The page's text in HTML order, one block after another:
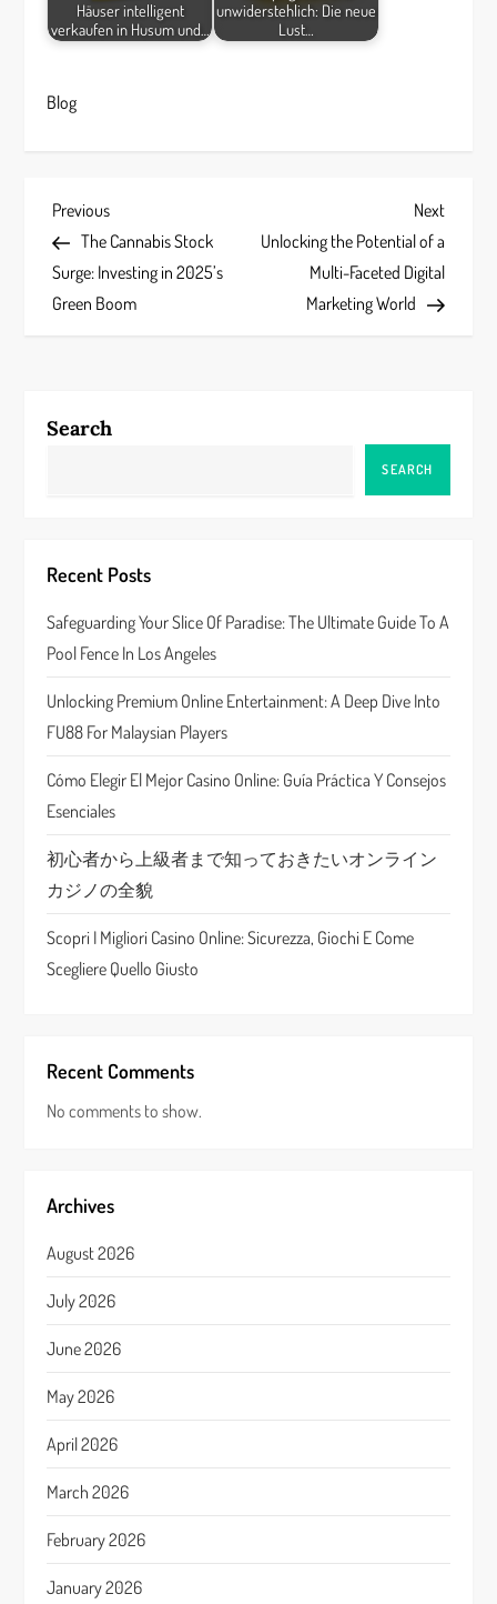
Häuser intelligent
verkaufen in Husum und…
unwiderstehlich: Die neue
Lust…
Blog
P
o
s
n
i
g
a
t
i
o
n
Previous
Post
Previous
The Cannabis Stock
Surge: Investing in 2025’s
Green Boom
Next
Post
Next
Unlocking the Potential of a
Multi-Faceted Digital
Marketing World
Search
SEARCH
Recent Posts
Safeguarding Your Slice Of Paradise: The Ultimate Guide To A
Pool Fence In Los Angeles
Unlocking Premium Online Entertainment: A Deep Dive Into
FU88 For Malaysian Players
Cómo Elegir El Mejor Casino Online: Guía Práctica Y Consejos
Esenciales
初心者から上級者まで知っておきたいオンライン
カジノの全貌
Scopri I Migliori Casino Online: Sicurezza, Giochi E Come
Scegliere Quello Giusto
Recent Comments
No comments to show.
Archives
August 2026
July 2026
June 2026
May 2026
April 2026
March 2026
February 2026
January 2026